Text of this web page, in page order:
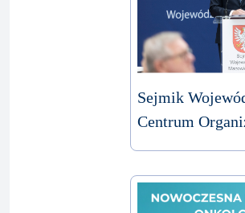
Sejmik
Centrum